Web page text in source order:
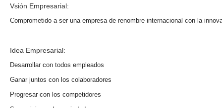
Vsión Empresarial:
Comprometido a ser una empresa de renombre internacional con la
Idea Empresarial:
Desarrollar con todos empleados
Ganar juntos con los colaboradores
Progresar con los competidores